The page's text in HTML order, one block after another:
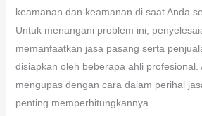
keamanan dan keamanan di saat Anda
Untuk menangani problem ini,
memanfaatkan jasa pasang serta
disiapkan oleh beberapa ahli profesional.
mengupas dengan cara dalam perihal
penting memperhitungkannya.